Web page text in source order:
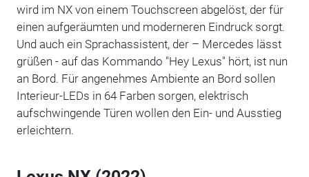
wird im NX von einem Touchscreen abgelöst, der für
einen aufgeräumten und moderneren Eindruck sorgt.
Und auch ein Sprachassistent, der – Mercedes lässt
grüßen - auf das Kommando "Hey Lexus" hört, ist nun
an Bord. Für angenehmes Ambiente an Bord sollen
Interieur-LEDs in 64 Farben sorgen, elektrisch
aufschwingende Türen wollen den Ein- und Ausstieg
erleichtern.